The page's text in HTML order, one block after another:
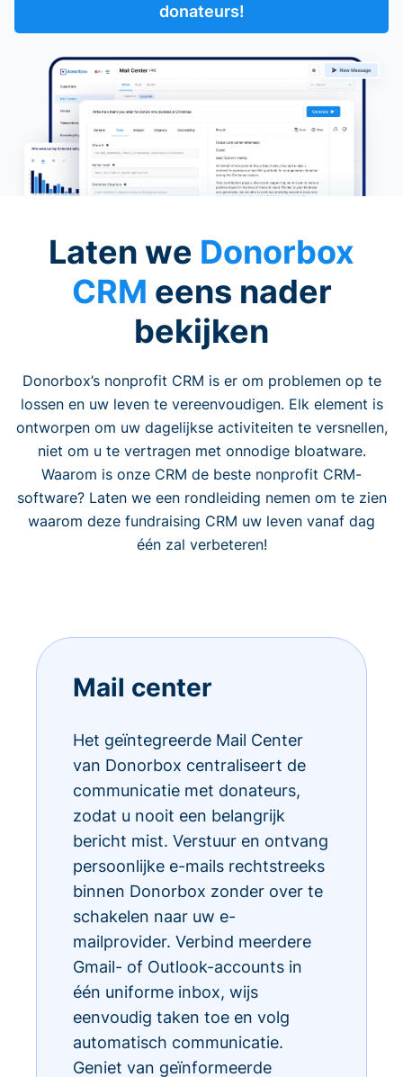
donateurs!
Laten we Donorbox
CRM eens nader
bekijken
Donorbox’s nonprofit CRM is er om problemen op te
lossen en uw leven te vereenvoudigen. Elk element is
ontworpen om uw dagelijkse activiteiten te versnellen,
niet om u te vertragen met onnodige bloatware.
Waarom is onze CRM de beste nonprofit CRM-
software? Laten we een rondleiding nemen om te zien
waarom deze fundraising CRM uw leven vanaf dag
één zal verbeteren!
Mail center
Het geïntegreerde Mail Center
van Donorbox centraliseert de
communicatie met donateurs,
zodat u nooit een belangrijk
bericht mist. Verstuur en ontvang
persoonlijke e-mails rechtstreeks
binnen Donorbox zonder over te
schakelen naar uw e-
mailprovider. Verbind meerdere
Gmail- of Outlook-accounts in
één uniforme inbox, wijs
eenvoudig taken toe en volg
automatisch communicatie.
Geniet van geïnformeerde